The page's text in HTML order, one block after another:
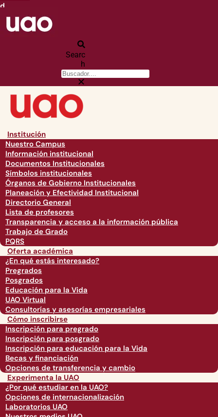
d
Searc
h
Institución
Nuestro Campus
Información institucional
Documentos Institucionales
Símbolos institucionales
Órganos de Gobierno Institucionales
Planeación y Efectividad Institucional
Directorio General
Lista de profesores
Transparencia y acceso a la información pública
Trabajo de Grado
PQRS
Oferta académica
¿En qué estás interesado?
Pregrados
Posgrados
Educación para la Vida
UAO Virtual
Consultorías y asesorías empresariales
Cómo inscribirse
Inscripción para pregrado
Inscripción para posgrado
Inscripción para educación para la Vida
Becas y financiación
Opciones de transferencia y cambio
Experimenta la UAO
¿Por qué estudiar en la UAO?
Opciones de internacionalización
Laboratorios UAO